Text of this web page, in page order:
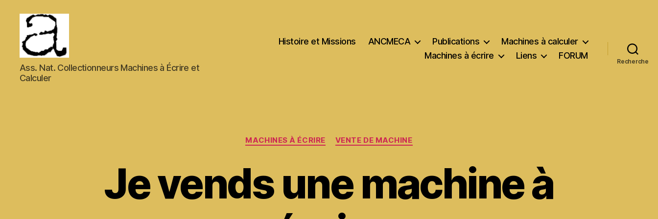
ANCMECA
Ass. Nat. Collectionneurs Machines à Écrire et
Calculer
Histoire et Missions ANCMECA Publications
Machines à calculer
Machines à écrire
Liens FORUM
Recherche
Catégories
MACHINES À ÉCRIRE VENTE DE MACHINE
Je vends une machine à